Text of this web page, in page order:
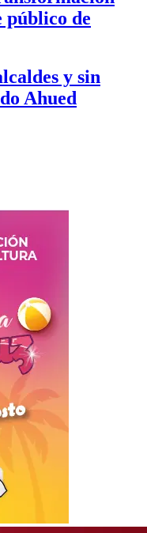
público de
y sin
Ahued